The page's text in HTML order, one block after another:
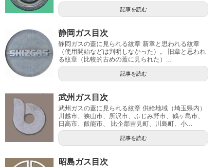
記事を読む
静岡ガス目次
静岡ガスの蓋に見られる紋章 新章と思われる紋章
（使用開始などは判明しなかった）。 旧章と思われ
る紋章（比較的古めの蓋に見られた）...
記事を読む
武州ガス目次
武州ガスの蓋に見られる紋章 供給地域（埼玉県内）
川越市、狭山市、所沢市、ふじみ野市、鶴ヶ島市、
日高市、飯能市、 比企郡吉見町、川島町、小...
記事を読む
昭島ガス目次